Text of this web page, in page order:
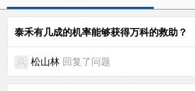
泰禾有几成的机率能够获得万科的救助？
松山林 回复了问题